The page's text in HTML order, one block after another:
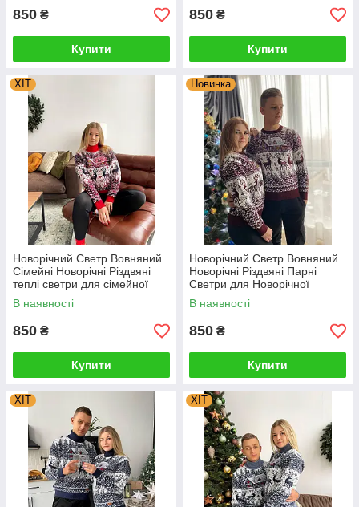
850 ₴
Купити
850 ₴
Купити
ХІТ
Новорічний Светр Вовняний
Сімейні Новорічні Різдвяні
теплі светри для сімейної
фотосесії Туреччина
В наявності
850 ₴
Купити
Новинка
Новорічний Светр Вовняний
Новорічні Різдвяні Парні
Светри для Новорічної
сімейної фотосесії
В наявності
850 ₴
Купити
ХІТ ХІТ